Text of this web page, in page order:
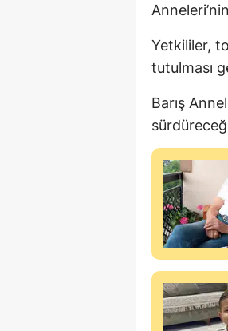
Yetkililer,
tutulması
Barış